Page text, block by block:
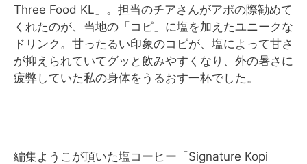
Three Food KL」。担当のチアさんがアポの際勧めて
くれたのが、当地の「コピ」に塩を加えたユニークな
ドリンク。甘ったるい印象のコピが、塩によって甘さ
が抑えられていてグッと飲みやすくなり、外の暑さに
疲弊していた私の身体をうるおす一杯でした。
編集ようこが頂いた塩コーヒー「Signature Kopi